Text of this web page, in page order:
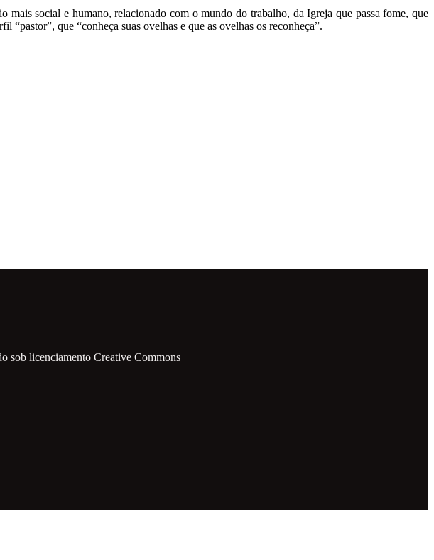
social e humano, relacionado com o mundo do trabalho, da Igreja que passa fome, que
que “conheça suas ovelhas e que as ovelhas os reconheça”.
sob licenciamento Creative Commons